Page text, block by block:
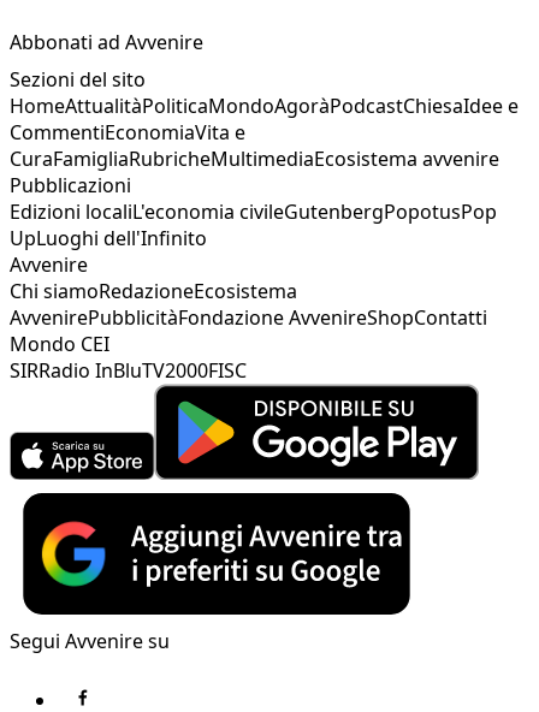
Abbonati ad Avvenire
Sezioni del sito
HomeAttualitàPoliticaMondoAgoràPodcastChiesaIdee e
CommentiEconomiaVita e
CuraFamigliaRubricheMultimediaEcosistema avvenire
Pubblicazioni
Edizioni localiL'economia civileGutenbergPopotusPop
UpLuoghi dell'Infinito
Avvenire
Chi siamoRedazioneEcosistema
AvvenirePubblicitàFondazione AvvenireShopContatti
Mondo CEI
SIRRadio InBluTV2000FISC
Segui Avvenire su